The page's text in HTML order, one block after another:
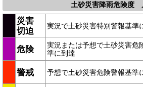
土砂災害降雨危険度
災害
切迫
実況で土砂災害特別警報基準
危険
実況または予想で土砂災害危
準に到達
警戒
予想で土砂災害危険警報基準